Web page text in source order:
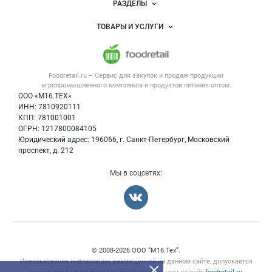
Foodretail.ru – Сервис для закупок и продаж продукции
агропромышленного комплекса и продуктов питания оптом.
ООО «М16.ТЕХ»
ИНН: 7810920111
КПП: 781001001
ОГРН: 1217800084105
Юридический адрес: 196066, г. Санкт-Петербург, Московский
проспект, д. 212
Размещение рекламы
Публичная оферта
Контактная информация
Политика обработки персональных данных
РАЗДЕЛЫ
Объявления
Новости рынка
Вакансии
ТОВАРЫ И УСЛУГИ
Напитки, соки, вода
Оборудование для пищепрома
Информация о компаниях
Мы в соцсетях:
© 2008‑2026 ООО “М16.Тех”.
Использование информации, размещенной на данном сайте, допускается